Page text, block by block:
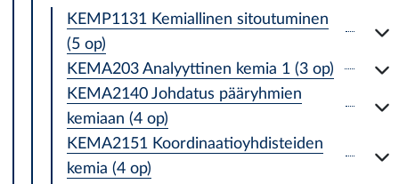
KEMP1131 Kemiallinen sitoutuminen
(5 op)
KEMA203 Analyyttinen kemia 1 (3 op)
KEMA2140 Johdatus pääryhmien
kemiaan (4 op)
KEMA2151 Koordinaatioyhdisteiden
kemia (4 op)